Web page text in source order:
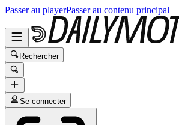
Passer au playerPasser au contenu principal
Rechercher
Se connecter